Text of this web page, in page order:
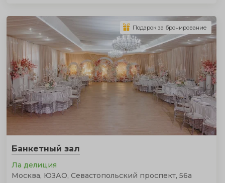
Банкетный зал
Ла делиция
Москва, ЮЗАО, Севастопольский проспект, 56а
Подарок за бронирование